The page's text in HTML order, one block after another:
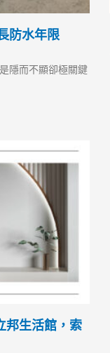
防水年限
隱而不顯卻極關鍵
邦生活館，索